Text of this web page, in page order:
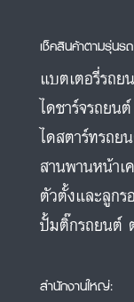
เช็คสินค้าตามรุ่นรถ
แบตเตอรี่รถ
ไดชาร์จรถยน
ไดสตาร์ทรถย
สานพานหน้าเ
ตัวตั้งและลูก
ปั้มติ๊กรถยนต์
สำนักงานใหญ่: